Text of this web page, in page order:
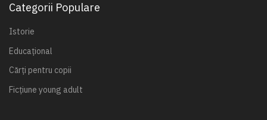
Categorii Populare
Istorie
Educațional
Cărți pentru copii
Ficțiune young adult